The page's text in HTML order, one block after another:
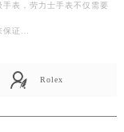
表，劳力士手表不仅需要
保证…
Rolex